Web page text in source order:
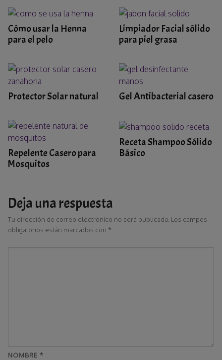
Cómo usar la Henna
para el pelo
Limpiador Facial sólido
para piel grasa
Protector Solar natural Gel Antibacterial casero
Repelente Casero para
Mosquitos
Receta Shampoo Sólido
Básico
Deja una respuesta
Tu dirección de correo electrónico no será publicada. Los campos
obligatorios están marcados con *
NOMBRE *